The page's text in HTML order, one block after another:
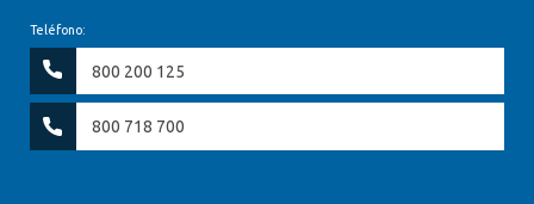
Teléfono:
800 200 125
800 718 700